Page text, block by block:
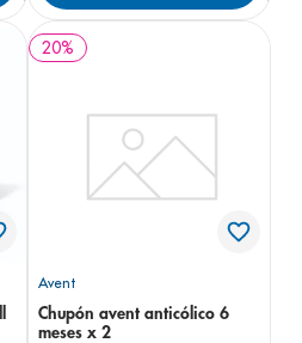
20%
Avent
Chupón avent anticólico 6
meses x 2